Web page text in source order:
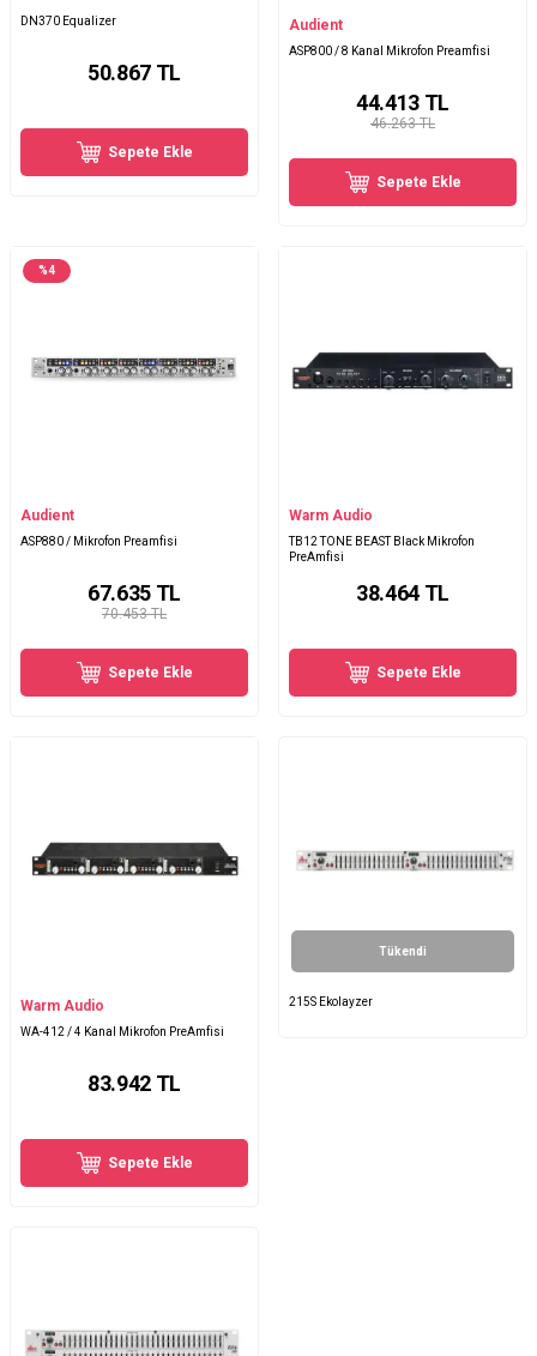
DN370 Equalizer
50.867TL
Sepete Ekle
Audient
ASP800 / 8 Kanal Mikrofon Preamfisi
46.263 TL
44.413TL
Sepete Ekle
%4
Audient
ASP880 / Mikrofon Preamfisi
70.453 TL
67.635TL
Sepete Ekle
Warm Audio
TB12 TONE BEAST Black Mikrofon
PreAmfisi
38.464TL
Sepete Ekle
Warm Audio
WA-412 / 4 Kanal Mikrofon PreAmfisi
83.942TL
Sepete Ekle
Tükendi
215S Ekolayzer